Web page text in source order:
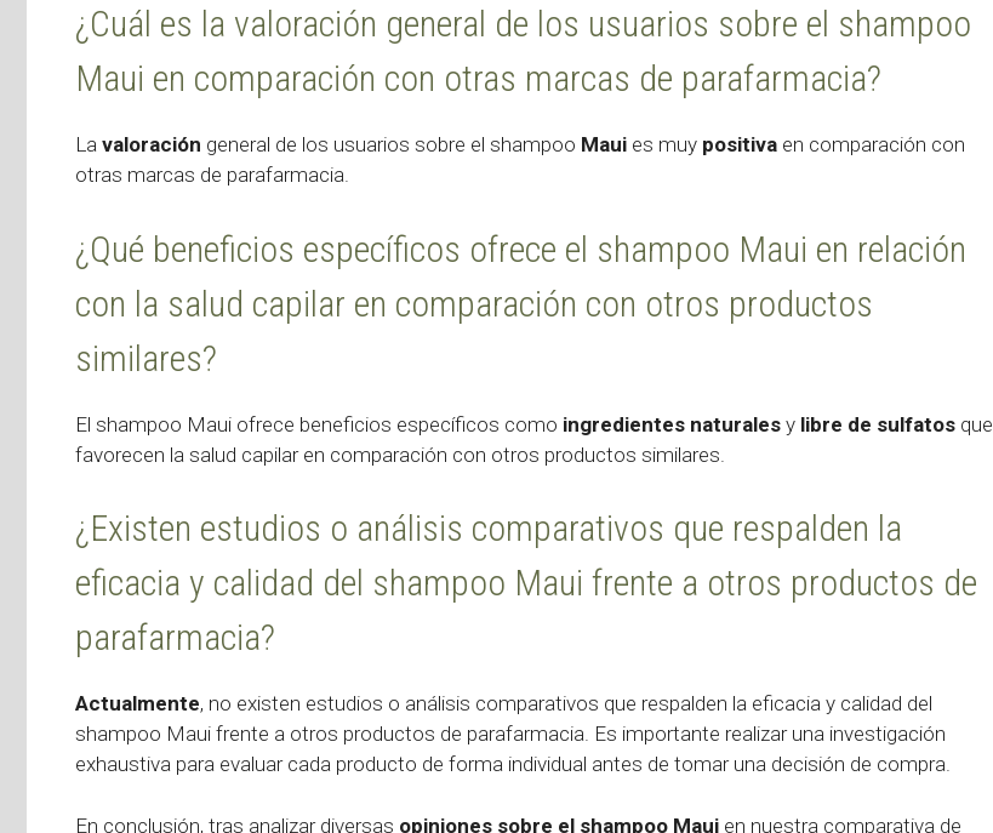
¿Cuál es la valoración general de los usuarios sobre el shampoo
Maui en comparación con otras marcas de parafarmacia?
La valoración general de los usuarios sobre el shampoo Maui es muy positiva en comparación con
otras marcas de parafarmacia.
¿Qué beneficios específicos ofrece el shampoo Maui en relación
con la salud capilar en comparación con otros productos
similares?
El shampoo Maui ofrece beneficios específicos como ingredientes naturales y libre de sulfatos que
favorecen la salud capilar en comparación con otros productos similares.
¿Existen estudios o análisis comparativos que respalden la
eficacia y calidad del shampoo Maui frente a otros productos de
parafarmacia?
Actualmente, no existen estudios o análisis comparativos que respalden la eficacia y calidad del
shampoo Maui frente a otros productos de parafarmacia. Es importante realizar una investigación
exhaustiva para evaluar cada producto de forma individual antes de tomar una decisión de compra.
En conclusión, tras analizar diversas opiniones sobre el shampoo Maui en nuestra comparativa de